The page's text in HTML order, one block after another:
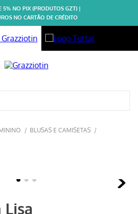
5% NO PIX (PRODUTOS GZT) |
NO CARTÃO DE CRÉDITO
BLUSAS E CAMISETAS
Lisa